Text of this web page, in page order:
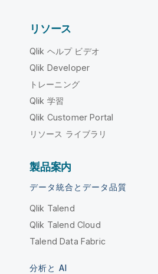
リソース
Qlik ヘルプ ビデオ
Qlik Developer
トレーニング
Qlik 学習
Qlik Customer Portal
リソース ライブラリ
製品案内
データ統合とデータ品質
Qlik Talend
Qlik Talend Cloud
Talend Data Fabric
分析と AI